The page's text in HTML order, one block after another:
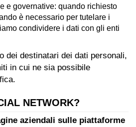
e governative: quando richiesto
è necessario per tutelare i
condividere i dati con gli enti
dei destinatari dei dati personali,
in cui ne sia possibile
NETWORK?
aziendali sulle piattaforme